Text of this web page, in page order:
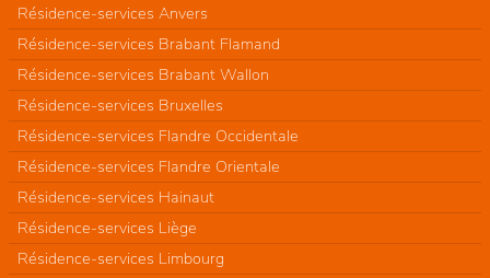
Résidence-services Anvers
Résidence-services Brabant Flamand
Résidence-services Brabant Wallon
Résidence-services Bruxelles
Résidence-services Flandre Occidentale
Résidence-services Flandre Orientale
Résidence-services Hainaut
Résidence-services Liège
Résidence-services Limbourg